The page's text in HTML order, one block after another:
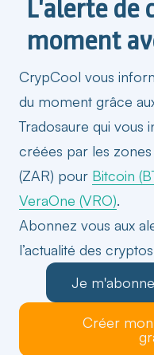
L'alerte de
moment
CrypCool vous
du moment grâce
Tradosaure qui vous
créées par les
(ZAR) pour Bitcoin
VeraOne (VRO).
Abonnez vous aux
l’actualité des
Je
Créer